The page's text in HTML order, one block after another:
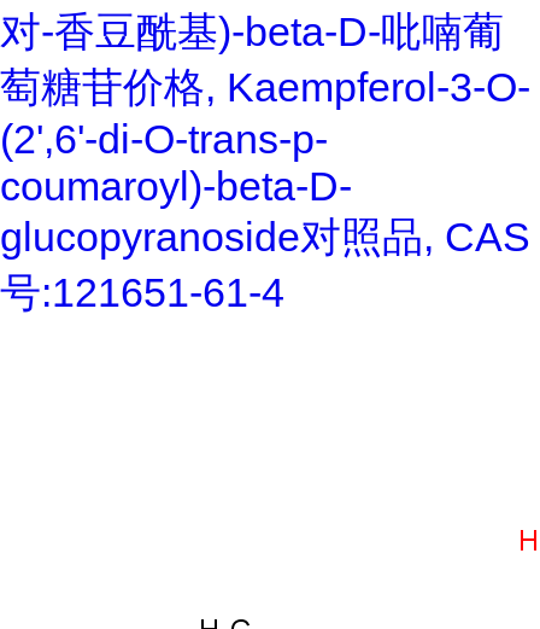
对-香豆酰基)-beta-D-吡喃葡
萄糖苷价格, Kaempferol-3-O-
(2',6'-di-O-trans-p-
coumaroyl)-beta-D-
glucopyranoside对照品, CAS
号:121651-61-4